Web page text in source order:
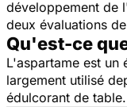
développement de
deux évaluations
Qu'est-ce
L'aspartame est un
largement utilisé
édulcorant de table.